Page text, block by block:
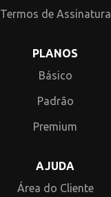
Termos de Assinatura
PLANOS
Básico
Padrão
Premium
AJUDA
Área do Cliente